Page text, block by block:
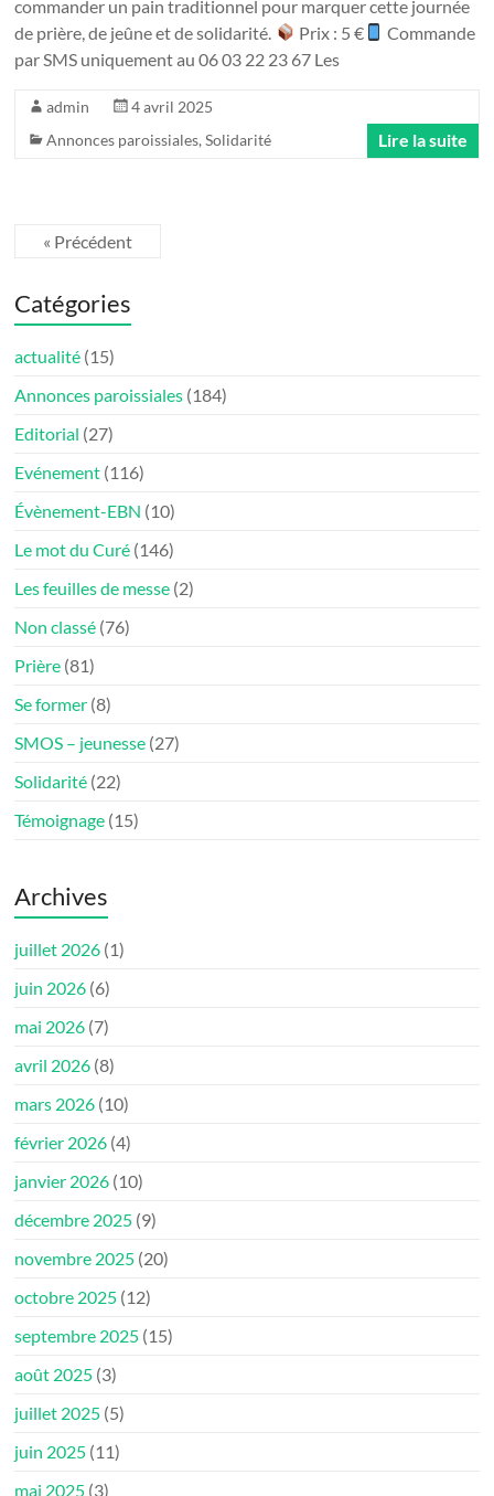
commander un pain traditionnel pour marquer cette journée
de prière, de jeûne et de solidarité.
Prix : 5 €
Commande
par SMS uniquement au 06 03 22 23 67 Les
admin
4 avril 2025
Annonces paroissiales,Solidarité Lire la suite
« Précédent
Catégories
actualité (15)
Annonces paroissiales (184)
Editorial (27)
Evénement (116)
Évènement-EBN (10)
Le mot du Curé (146)
Les feuilles de messe (2)
Non classé (76)
Prière (81)
Se former (8)
SMOS – jeunesse (27)
Solidarité (22)
Témoignage (15)
Archives
juillet 2026 (1)
juin 2026 (6)
mai 2026 (7)
avril 2026 (8)
mars 2026 (10)
février 2026 (4)
janvier 2026 (10)
décembre 2025 (9)
novembre 2025 (20)
octobre 2025 (12)
septembre 2025 (15)
août 2025 (3)
juillet 2025 (5)
juin 2025 (11)
mai 2025 (3)